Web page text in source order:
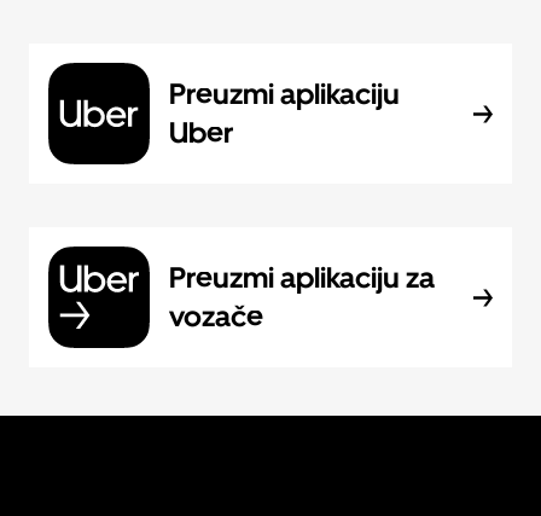
Preuzmi aplikaciju
Uber
Preuzmi aplikaciju za
vozače